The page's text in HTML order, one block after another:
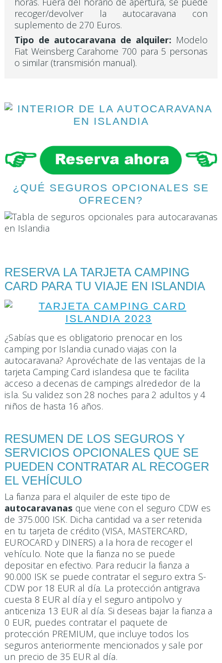
recoger/devolver la autocaravana con
suplemento de 270 Euros.
Tipo de autocaravana de alquiler: Modelo
Fiat Weinsberg Carahome 700 para 5 personas
o similar (transmisión manual).
¿QUÉ SEGUROS OPCIONALES SE
OFRECEN?
RESERVA LA TARJETA CAMPING
CARD PARA TU VIAJE EN ISLANDIA
¿Sabías que es obligatorio prenocar en los
camping por Islandia cunado viajas con la
autocaravana? Aprovéchate de las ventajas de la
tarjeta Camping Card islandesa que te facilita
acceso a decenas de campings alrededor de la
isla. Su validez son 28 noches para 2 adultos y 4
niños de hasta 16 años.
RESUMEN DE LOS SEGUROS Y
SERVICIOS OPCIONALES QUE SE
PUEDEN CONTRATAR AL RECOGER
EL VEHÍCULO
La fianza para el alquiler de este tipo de
autocaravanas que viene con el seguro CDW es
de 375.000 ISK. Dicha cantidad va a ser retenida
en tu tarjeta de crédito (VISA, MASTERCARD,
EUROCARD y DINERS) a la hora de recoger el
vehículo. Note que la fianza no se puede
depositar en efectivo. Para reducir la fianza a
90.000 ISK se puede contratar el seguro extra S-
CDW por 18 EUR al día. La protección antigrava
cuesta 8 EUR al día y el seguro antipolvo y
anticeniza 13 EUR al día. Si deseas bajar la fianza a
0 EUR, puedes contratar el paquete de
protección PREMIUM, que incluye todos los
seguros anteriormente mencionados y sale por
un precio de 35 EUR al día.